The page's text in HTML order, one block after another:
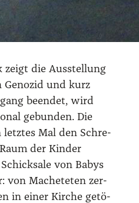
zeigt die Aus­stel­lung
Geno­zid und kurz
been­det, wird
gebun­den. Die
Mal den Schre­
der Kin­der
von Babys
von Mache­te­ten zer­
in einer Kir­che getö­